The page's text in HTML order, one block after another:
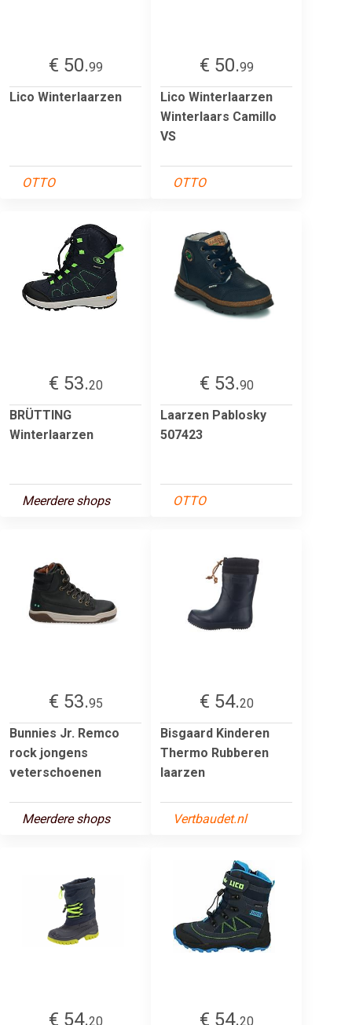
€ 50.99
Lico Winterlaarzen
OTTO
€ 50.99
Lico Winterlaarzen
Winterlaars Camillo
VS
OTTO
€ 53.20
BRÜTTING
Winterlaarzen
Meerdere shops
€ 53.90
Laarzen Pablosky
507423
OTTO
€ 53.95
Bunnies Jr. Remco
rock jongens
veterschoenen
Meerdere shops
€ 54.20
Bisgaard Kinderen
Thermo Rubberen
laarzen
Vertbaudet.nl
€ 54.20
€ 54.20